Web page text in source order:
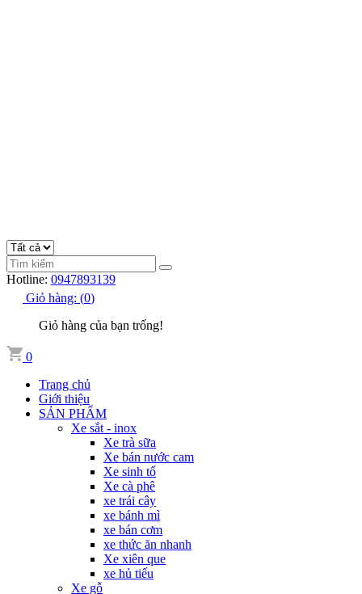
Hotline: 0947893139
Giỏ hàng: (0)
Giỏ hàng của bạn trống!
0
Trang chủ
Giới thiệu
SẢN PHẨM
Xe sắt - inox
Xe trà sữa
Xe bán nước cam
Xe sinh tố
Xe cà phê
xe trái cây
xe bánh mì
xe bán cơm
xe thức ăn nhanh
Xe xiên que
xe hủ tiếu
Xe gỗ